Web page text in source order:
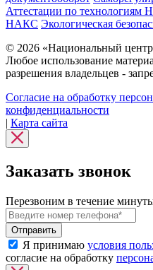
Аттестации по технологиям
НАКС Экологическая
© 2026 «Национальный центр
Любое использование
разрешения владельцев -
Согласие на обработку
конфиденциальности
| Карта сайта
Заказать звонок
Перезвоним в течение
Я принимаю условия
согласие на обработку